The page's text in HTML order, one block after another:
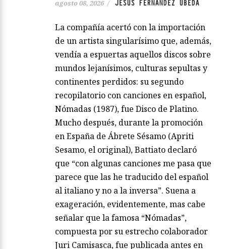
agosto 08, 2026 / JESÚS FERNÁNDEZ ÚBEDA
La compañía acertó con la importación
de un artista singularísimo que, además,
vendía a espuertas aquellos discos sobre
mundos lejanísimos, culturas sepultas y
continentes perdidos: su segundo
recopilatorio con canciones en español,
Nómadas (1987), fue Disco de Platino.
Mucho después, durante la promoción
en España de Ábrete Sésamo (Apriti
Sesamo, el original), Battiato declaró
que “con algunas canciones me pasa que
parece que las he traducido del español
al italiano y no a la inversa”. Suena a
exageración, evidentemente, mas cabe
señalar que la famosa “Nómadas”,
compuesta por su estrecho colaborador
Juri Camisasca, fue publicada antes en